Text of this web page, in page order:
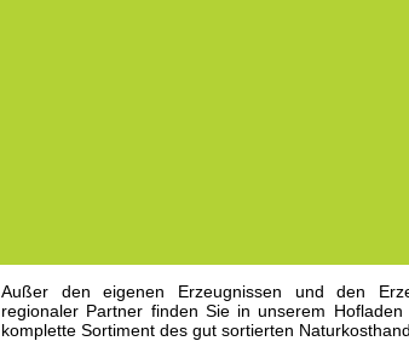
Außer den eigenen Erzeugnissen und den
regionaler Partner finden Sie in unserem
komplette Sortiment des gut sortierten